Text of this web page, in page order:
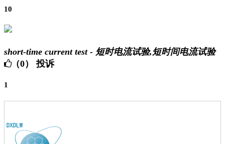
10
short-time current test - 短时电流试验,短时间电流试验
（0）
投诉
1